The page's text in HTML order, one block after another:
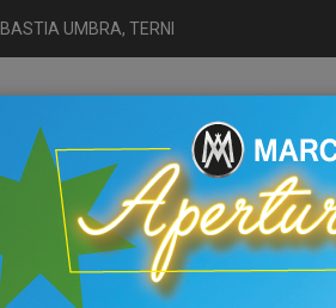
UMBRA, TERNI
HOME USATO NUOVO